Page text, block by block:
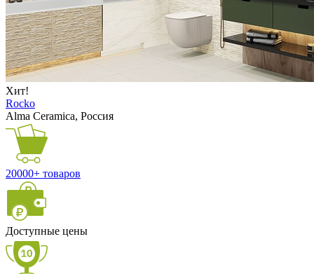
Хит!
Rocko
Alma Ceramica, Россия
20000+ товаров
Доступные цены